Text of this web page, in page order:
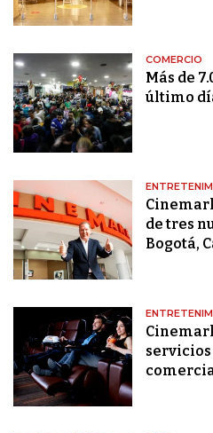
COMERCIO
Más de
último
de tres
Bogotá,
servicios